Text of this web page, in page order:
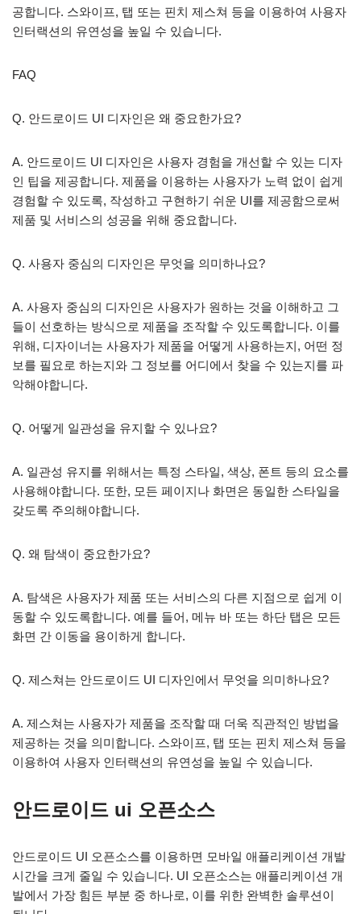
공합니다. 스와이프, 탭 또는 핀치 제스쳐 등을 이용하여 사용자
인터랙션의 유연성을 높일 수 있습니다.
FAQ
Q. 안드로이드 UI 디자인은 왜 중요한가요?
A. 안드로이드 UI 디자인은 사용자 경험을 개선할 수 있는 디자
인 팁을 제공합니다. 제품을 이용하는 사용자가 노력 없이 쉽게
경험할 수 있도록, 작성하고 구현하기 쉬운 UI를 제공함으로써
제품 및 서비스의 성공을 위해 중요합니다.
Q. 사용자 중심의 디자인은 무엇을 의미하나요?
A. 사용자 중심의 디자인은 사용자가 원하는 것을 이해하고 그
들이 선호하는 방식으로 제품을 조작할 수 있도록합니다. 이를
위해, 디자이너는 사용자가 제품을 어떻게 사용하는지, 어떤 정
보를 필요로 하는지와 그 정보를 어디에서 찾을 수 있는지를 파
악해야합니다.
Q. 어떻게 일관성을 유지할 수 있나요?
A. 일관성 유지를 위해서는 특정 스타일, 색상, 폰트 등의 요소를
사용해야합니다. 또한, 모든 페이지나 화면은 동일한 스타일을
갖도록 주의해야합니다.
Q. 왜 탐색이 중요한가요?
A. 탐색은 사용자가 제품 또는 서비스의 다른 지점으로 쉽게 이
동할 수 있도록합니다. 예를 들어, 메뉴 바 또는 하단 탭은 모든
화면 간 이동을 용이하게 합니다.
Q. 제스쳐는 안드로이드 UI 디자인에서 무엇을 의미하나요?
A. 제스쳐는 사용자가 제품을 조작할 때 더욱 직관적인 방법을
제공하는 것을 의미합니다. 스와이프, 탭 또는 핀치 제스쳐 등을
이용하여 사용자 인터랙션의 유연성을 높일 수 있습니다.
안드로이드 ui 오픈소스
안드로이드 UI 오픈소스를 이용하면 모바일 애플리케이션 개발
시간을 크게 줄일 수 있습니다. UI 오픈소스는 애플리케이션 개
발에서 가장 힘든 부분 중 하나로, 이를 위한 완벽한 솔루션이